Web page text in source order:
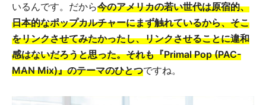
いるんです。だから今のアメリカの若い世代は原宿的、
日本的なポップカルチャーにまず触れているから、そこ
をリンクさせてみたかったし、リンクさせることに違和
感はないだろうと思った。それも『Primal Pop (PAC-
MAN Mix)』のテーマのひとつですね。